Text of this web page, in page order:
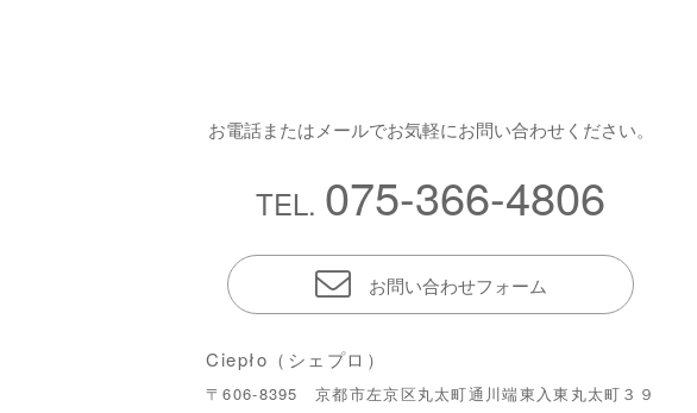
お電話またはメールでお気軽にお問い合わせください。
TEL. 075-366-4806
お問い合わせフォーム
Ciepło（シェプロ）
〒606-8395 京都市左京区丸太町通川端東入東丸太町３９